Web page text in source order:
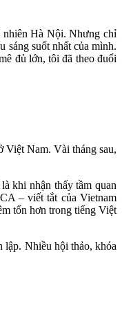
nhiên Hà Nội. Nhưng chỉ
sáng suốt nhất của mình.
đủ lớn, tôi đã theo đuổi
Việt Nam. Vài tháng sau,
khi nhận thấy tầm quan
– viết tắt của Vietnam
tốn hơn trong tiếng Việt
lập. Nhiều hội thảo, khóa